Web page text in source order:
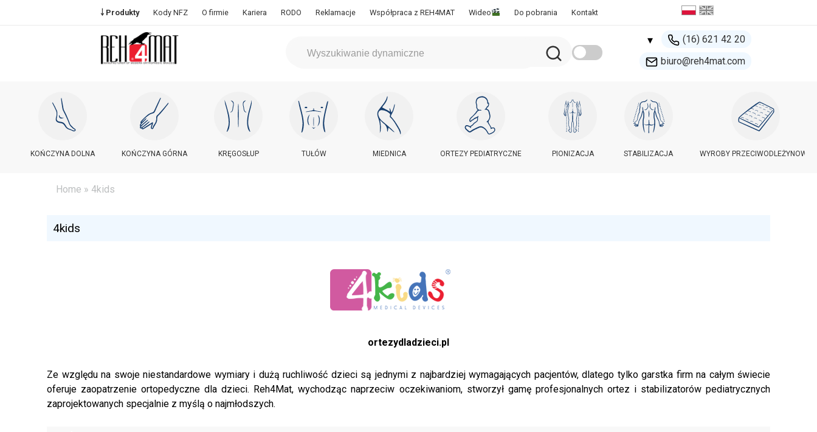
￬ Produkty Kody NFZ O firmie Kariera RODO Reklamacje Współpraca z REH4MAT Wideo Do pobrania Kontakt
▾
(16) 621 42 20
biuro@reh4mat.com
handel@reh4mat.com
KOŃCZYNA DOLNA KOŃCZYNA GÓRNA KRĘGOSŁUP TUŁÓW MIEDNICA ORTEZY PEDIATRYCZNE PIONIZACJA STABILIZACJA WYROBY PRZECIWODLEŻYNOWE
Home » 4kids
4kids
ortezydladzieci.pl
Ze względu na swoje niestandardowe wymiary i dużą ruchliwość dzieci są jednymi z najbardziej wymagających pacjentów, dlatego tylko garstka firm na całym świecie
oferuje zaopatrzenie ortopedyczne dla dzieci. Reh4Mat, wychodząc naprzeciw oczekiwaniom, stworzył gamę profesjonalnych ortez i stabilizatorów pediatrycznych
zaprojektowanych specjalnie z myślą o najmłodszych.